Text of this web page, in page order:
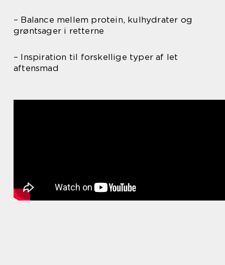
– Balance mellem protein, kulhydrater og
grøntsager i retterne
– Inspiration til forskellige typer af let
aftensmad